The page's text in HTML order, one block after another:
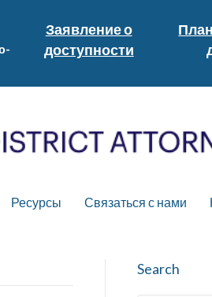
Заявление о
доступности
Ресурсы Связаться с нами
Search